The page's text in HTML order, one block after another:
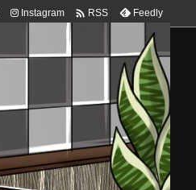
Instagram  RSS Feedly